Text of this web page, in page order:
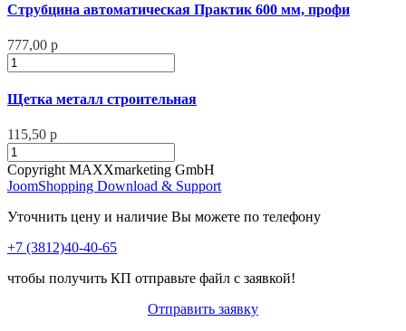
Струбцина автоматическая Практик 600 мм, профи
777,00 р
Щетка металл строительная
115,50 р
Copyright MAXXmarketing GmbH
JoomShopping Download & Support
Уточнить цену и наличие Вы можете по телефону
+7 (3812)40-40-65
чтобы получить КП отправьте файл с заявкой!
Отправить заявку